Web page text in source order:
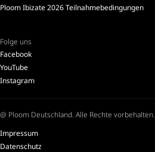
Ploom Ibizate 2026 Teilnahmebedingungen
Folge uns
Facebook
YouTube
Instagram
@ Ploom Deutschland. Alle Rechte vorbehalten.
Impressum
Datenschutz